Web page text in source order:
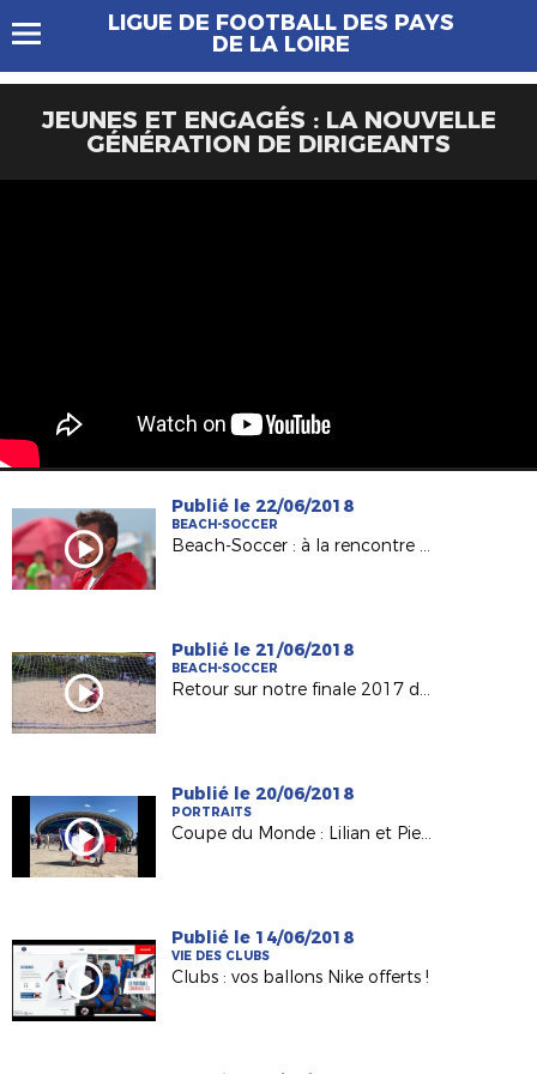
LIGUE DE FOOTBALL DES PAYS
DE LA LOIRE
JEUNES ET ENGAGÉS : LA NOUVELLE
GÉNÉRATION DE DIRIGEANTS
Publié le 22/06/2018
BEACH-SOCCER
Beach-Soccer : à la rencontre de Julien Fradet (Conseiller District de Vendée)
Publié le 21/06/2018
BEACH-SOCCER
Retour sur notre finale 2017 de beach-soccer !
Publié le 20/06/2018
PORTRAITS
Coupe du Monde : Lilian et Pierre, du May-sur-Evre (49) à la Russie !
Publié le 14/06/2018
VIE DES CLUBS
Clubs : vos ballons Nike offerts !